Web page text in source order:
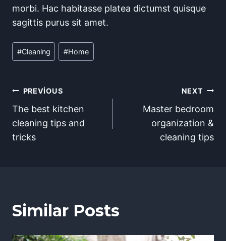
morbi. Hac habitasse platea dictumst quisque
sagittis purus sit amet.
Post
Tags:
#Cleaning #Home
Yazı
gezinmesi
PREVIOUS
The best kitchen
cleaning tips and
tricks
NEXT
Master bedroom
organization &
cleaning tips
Similar Posts